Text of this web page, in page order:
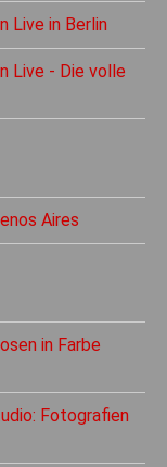
Live in Berlin
Live - Die volle
Aires
in Farbe
Fotografien